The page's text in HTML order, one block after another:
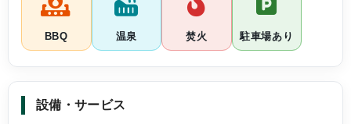
BBQ 温泉 焚火 駐車場あり
設備・サービス